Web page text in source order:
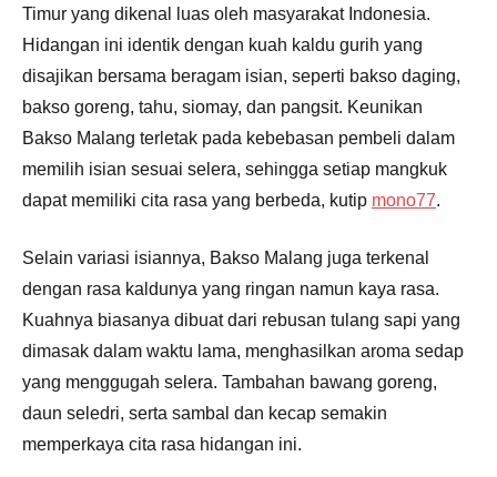
Timur yang dikenal luas oleh masyarakat Indonesia.
Hidangan ini identik dengan kuah kaldu gurih yang
disajikan bersama beragam isian, seperti bakso daging,
bakso goreng, tahu, siomay, dan pangsit. Keunikan
Bakso Malang terletak pada kebebasan pembeli dalam
memilih isian sesuai selera, sehingga setiap mangkuk
dapat memiliki cita rasa yang berbeda, kutip mono77.
Selain variasi isiannya, Bakso Malang juga terkenal
dengan rasa kaldunya yang ringan namun kaya rasa.
Kuahnya biasanya dibuat dari rebusan tulang sapi yang
dimasak dalam waktu lama, menghasilkan aroma sedap
yang menggugah selera. Tambahan bawang goreng,
daun seledri, serta sambal dan kecap semakin
memperkaya cita rasa hidangan ini.